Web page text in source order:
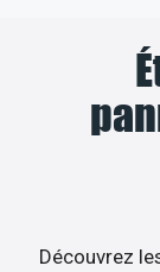
Découvrez